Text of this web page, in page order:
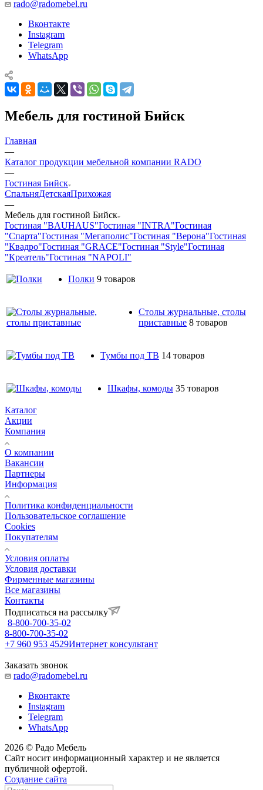
rado@radomebel.ru
Вконтакте
Instagram
Telegram
WhatsApp
Мебель для гостиной Бийск
Главная
—
Каталог продукции мебельной компании RADO
—
Гостиная Бийск
СпальняДетскаяПрихожая
—
Мебель для гостиной Бийск
Гостиная "BAUHAUS"Гостиная "INTRA"Гостиная
"Спарта"Гостиная "Мегаполис"Гостиная "Верона"Гостиная
"Квадро"Гостиная "GRACE"Гостиная "Style"Гостиная
"Креатель"Гостиная "NAPOLI"
Полки 9 товаров
Столы журнальные, столы
приставные 8 товаров
Тумбы под ТВ 14 товаров
Шкафы, комоды 35 товаров
Каталог
Акции
Компания
О компании
Вакансии
Партнеры
Информация
Политика конфиденциальности
Пользовательское соглашение
Cookies
Покупателям
Условия оплаты
Условия доставки
Фирменные магазины
Все магазины
Контакты
Подписаться на рассылку
8-800-700-35-02
8-800-700-35-02
+7 960 953 4529Интернет консультант
Заказать звонок
rado@radomebel.ru
Вконтакте
Instagram
Telegram
WhatsApp
2026 © Радо Мебель
Сайт носит информационный характер и не является
публичной офертой.
Создание сайта